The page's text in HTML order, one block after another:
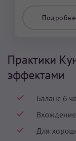
Практики
эффектами
Баланс 6
Вхождение
Для